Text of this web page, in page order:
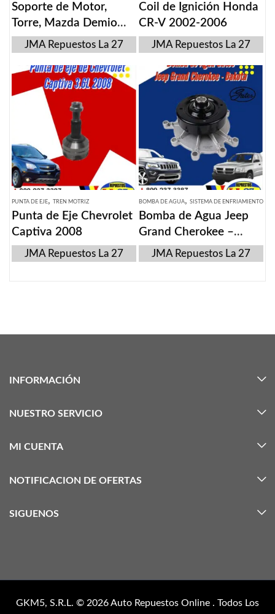
Soporte de Motor,
Torre, Mazda Demio
2007-2015
JMA Repuestos La 27
Coil de Ignición Honda
CR-V 2002-2006
JMA Repuestos La 27
PUNTA DE EJE, TREN MOTRIZ
Punta de Eje Chevrolet
Captiva 2008
JMA Repuestos La 27
BOMBA DE AGUA, SISTEMA DE ENFRIAMIENTO
Bomba de Agua Jeep
Grand Cherokee –
Dodge Dakota 2007-
2009
JMA Repuestos La 27
INFORMACIÓN
NUESTRO SERVICIO
MI CUENTA
NOTIFICACION DE OFERTAS
SIGUENOS
GKM5, S.R.L. © 2026Auto Repuestos Online . Todos Los